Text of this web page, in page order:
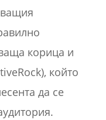
корица и
който
да се